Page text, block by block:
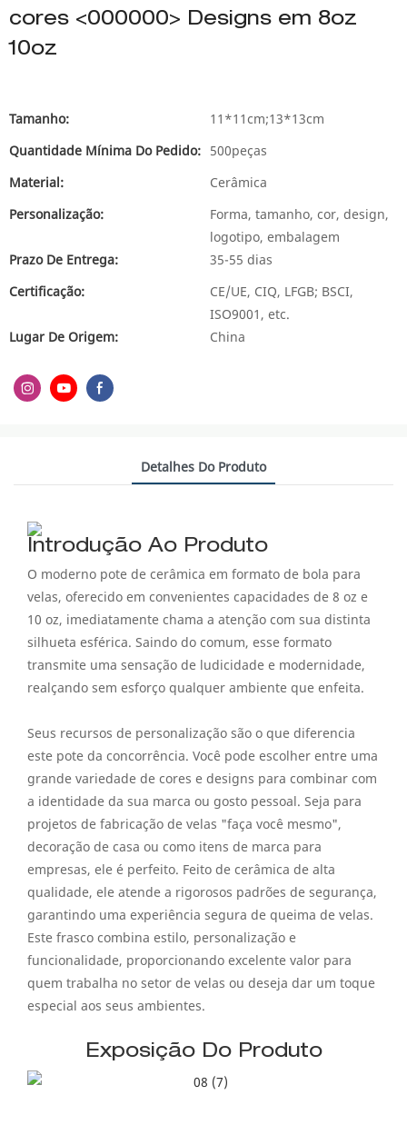
cores <000000> Designs em 8oz
10oz
Tamanho:
11*11cm;13*13cm
Quantidade Mínima Do Pedido: 500peças
Material:
Cerâmica
Personalização:
Forma, tamanho, cor, design,
logotipo, embalagem
Prazo De Entrega:
35-55 dias
Certificação:
CE/UE, CIQ, LFGB; BSCI,
ISO9001, etc.
Lugar De Origem:
China
Detalhes Do Produto
Introdução Ao Produto
O moderno pote de cerâmica em formato de bola para
velas, oferecido em convenientes capacidades de 8 oz e
10 oz, imediatamente chama a atenção com sua distinta
silhueta esférica. Saindo do comum, esse formato
transmite uma sensação de ludicidade e modernidade,
realçando sem esforço qualquer ambiente que enfeita.
Seus recursos de personalização são o que diferencia
este pote da concorrência. Você pode escolher entre uma
grande variedade de cores e designs para combinar com
a identidade da sua marca ou gosto pessoal. Seja para
projetos de fabricação de velas "faça você mesmo",
decoração de casa ou como itens de marca para
empresas, ele é perfeito. Feito de cerâmica de alta
qualidade, ele atende a rigorosos padrões de segurança,
garantindo uma experiência segura de queima de velas.
Este frasco combina estilo, personalização e
funcionalidade, proporcionando excelente valor para
quem trabalha no setor de velas ou deseja dar um toque
especial aos seus ambientes.
Exposição Do Produto